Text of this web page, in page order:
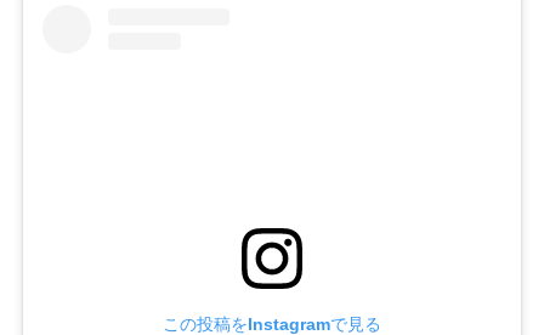
この投稿をInstagramで見る